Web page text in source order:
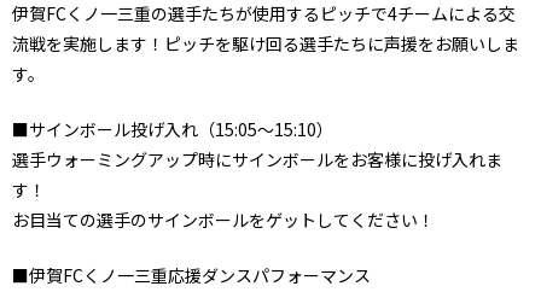
伊賀FCくノ一三重の選手たちが使用するピッチで4チームによる交
流戦を実施します！ピッチを駆け回る選手たちに声援をお願いしま
す。
■サインボール投げ入れ（15:05～15:10）
選手ウォーミングアップ時にサインボールをお客様に投げ入れま
す！
お目当ての選手のサインボールをゲットしてください！
■伊賀FCくノ一三重応援ダンスパフォーマンス